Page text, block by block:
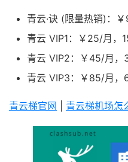
青云·诀 (限量热销)：
青云 VIP1：￥25/月，
青云 VIP2：￥45/月，
青云 VIP3：￥85/月，
青云梯官网 青云梯机场怎